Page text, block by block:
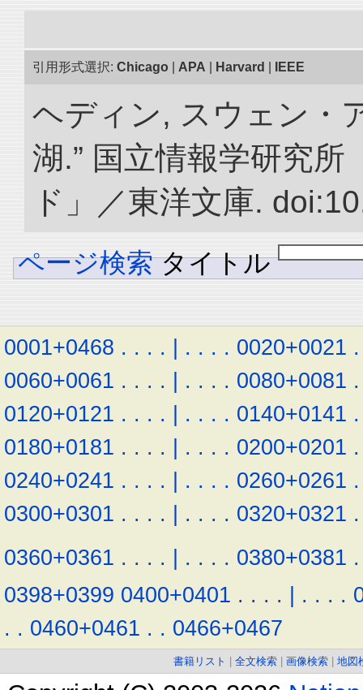
引用形式選択: Chicago APA Harvard IEEE
ヘディン, スウェン・
湖.” 国立情報学研究
ド」／東洋文庫.
ページ検索 タイトル
0001+0468 . . . . | . . . . 0020+0021 .
0060+0061 . . . . | . . . . 0080+0081 .
0120+0121 . . . . | . . . . 0140+0141 .
0180+0181 . . . . | . . . . 0200+0201 .
0240+0241 . . . . | . . . . 0260+0261 .
0300+0301 . . . . | . . . . 0320+0321 .
0360+0361 . . . . | . . . . 0380+0381 .
0398+0399 0400+0401 . . . . | . . . .
. . 0460+0461 . . 0466+0467
書籍リスト 全文検索 画像検索 地図